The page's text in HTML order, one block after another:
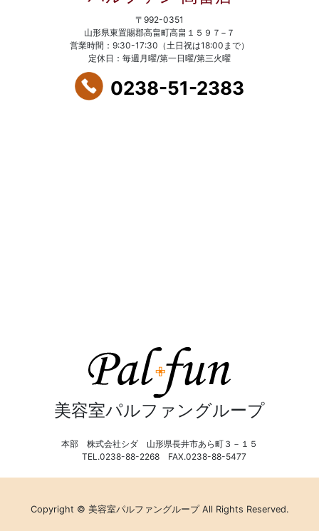
〒992-0351
山形県東置賜郡高畠町高畠１５９７−７
営業時間：9:30-17:30（土日祝は18:00まで）
定休日：毎週月曜/第一日曜/第三火曜
0238-51-2383
美容室パルファングループ
本部 株式会社シダ 山形県長井市あら町３－１５
TEL.0238-88-2268 FAX.0238-88-5477
Copyright © 美容室パルファングループ All Rights Reserved.